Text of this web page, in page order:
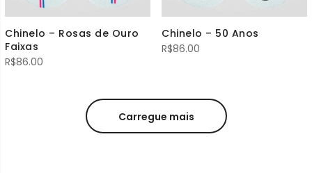
Chinelo – Rosas de Ouro
Faixas
R$86.00
Chinelo – 50 Anos
R$86.00
Carregue mais